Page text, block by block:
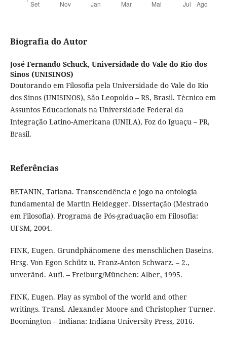
Biografia do Autor
José Fernando Schuck, Universidade do Vale do Rio dos
Sinos (UNISINOS)
Doutorando em Filosofia pela Universidade do Vale do Rio
dos Sinos (UNISINOS), São Leopoldo – RS, Brasil. Técnico em
Assuntos Educacionais na Universidade Federal da
Integração Latino-Americana (UNILA), Foz do Iguaçu – PR,
Brasil.
Referências
BETANIN, Tatiana. Transcendência e jogo na ontologia
fundamental de Martin Heidegger. Dissertação (Mestrado
em Filosofia). Programa de Pós-graduação em Filosofia:
UFSM, 2004.
FINK, Eugen. Grundphänomene des menschlichen Daseins.
Hrsg. Von Egon Schütz u. Franz-Anton Schwarz. – 2.,
unveränd. Aufl. – Freiburg/München: Alber, 1995.
FINK, Eugen. Play as symbol of the world and other
writings. Transl. Alexander Moore and Christopher Turner.
Boomington – Indiana: Indiana University Press, 2016.